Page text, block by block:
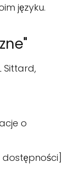
języku.
Sittard,
o